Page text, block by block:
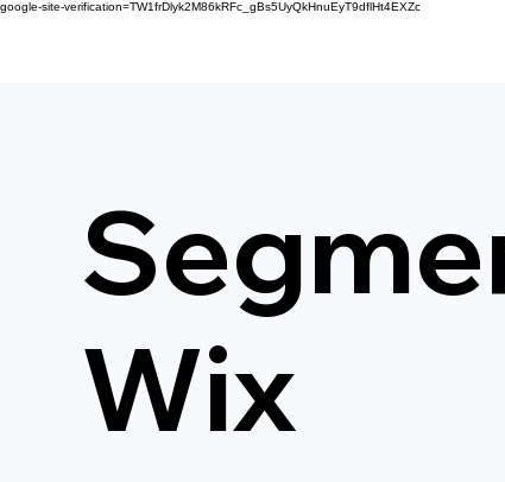
google-site-verification=TW1frDlyk2M86kRFc_gBs5UyQkHnuEyT9dflHt4EXZc
Wix